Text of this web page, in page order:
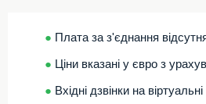
● Плата за з'єднання
● Ціни вказані у євро з
● Вхідні дзвінки на